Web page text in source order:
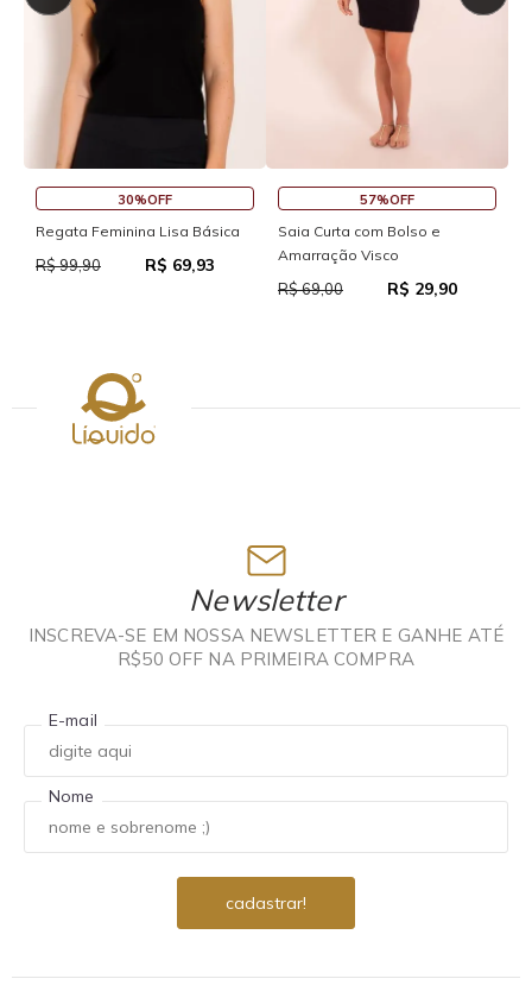
30%OFF
Regata Feminina Lisa Básica
R$ 99,90 R$ 69,93
57%OFF
Saia Curta com Bolso e
Amarração Visco
R$ 69,00 R$ 29,90
Newsletter
INSCREVA-SE EM NOSSA NEWSLETTER E GANHE ATÉ
R$50 OFF NA PRIMEIRA COMPRA
E-mail
Nome